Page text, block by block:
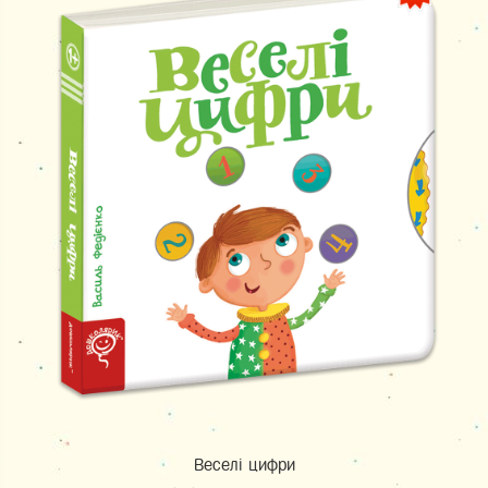
Веселі цифри